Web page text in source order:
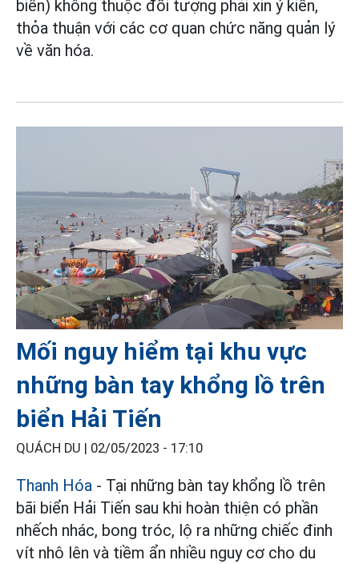
biển) không thuộc đối tượng phải xin ý kiến,
thỏa thuận với các cơ quan chức năng quản lý
về văn hóa.
Mối nguy hiểm tại khu vực
những bàn tay khổng lồ trên
biển Hải Tiến
QUÁCH DU | 02/05/2023 - 17:10
Thanh Hóa - Tại những bàn tay khổng lồ trên
bãi biển Hải Tiến sau khi hoàn thiện có phần
nhếch nhác, bong tróc, lộ ra những chiếc đinh
vít nhô lên và tiềm ẩn nhiều nguy cơ cho du